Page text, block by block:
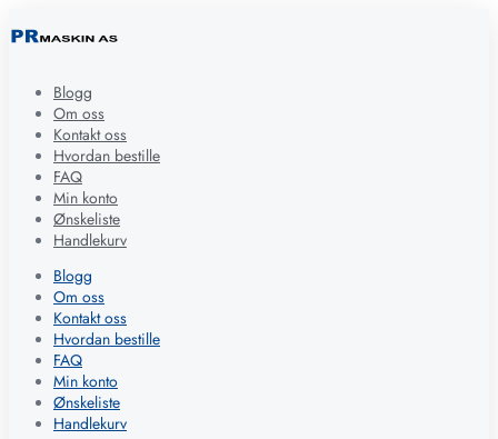
Blogg
Om oss
Kontakt oss
Hvordan bestille
FAQ
Min konto
Ønskeliste
Handlekurv
Blogg
Om oss
Kontakt oss
Hvordan bestille
FAQ
Min konto
Ønskeliste
Handlekurv